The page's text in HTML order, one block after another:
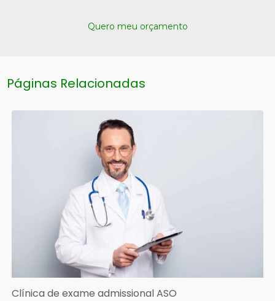
Quero meu orçamento
Páginas Relacionadas
Clínica de exame admissional ASO